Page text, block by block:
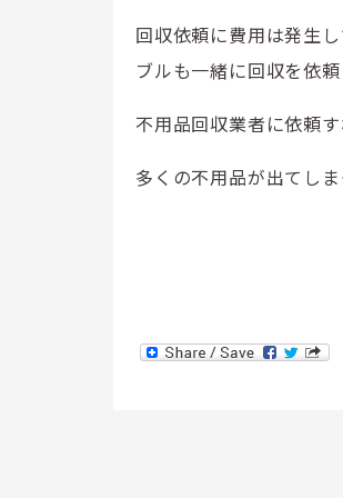
回収依頼に費用は発生
ブルも一緒に回収を依頼
不用品回収業者に依頼
多くの不用品が出てし